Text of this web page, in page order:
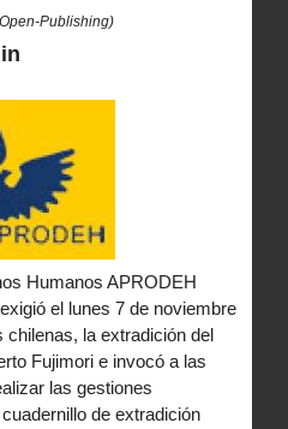
Publishing)
Humanos APRODEH
el lunes 7 de noviembre
chilenas, la extradición del
Fujimori e invocó a las
las gestiones
de extradición